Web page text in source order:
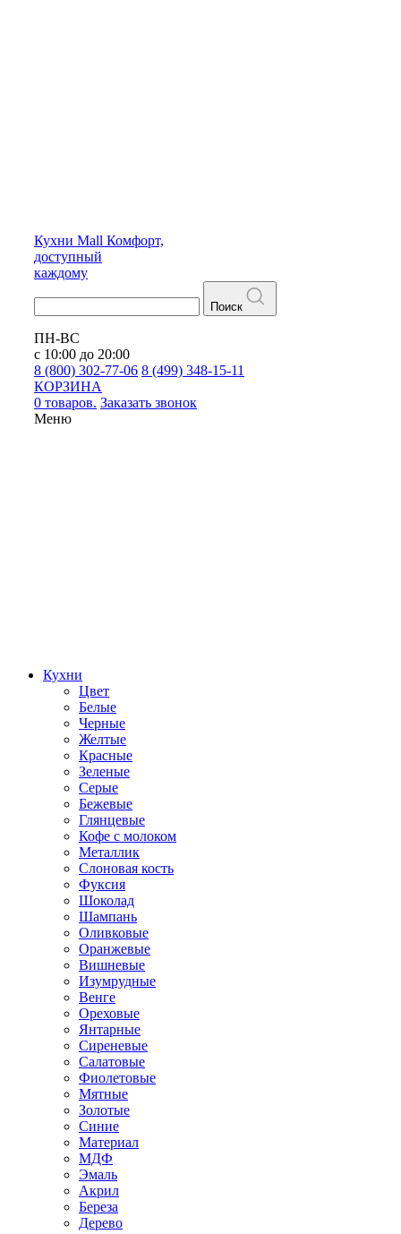
Кухни Mall Комфорт,
доступный
каждому
Поиск
ПН-ВС
с 10:00 до 20:00
8 (800) 302-77-06 8 (499) 348-15-11
КОРЗИНА
0 товаров. Заказать звонок
Меню
Кухни
Цвет
Белые
Черные
Желтые
Красные
Зеленые
Серые
Бежевые
Глянцевые
Кофе с молоком
Металлик
Слоновая кость
Фуксия
Шоколад
Шампань
Оливковые
Оранжевые
Вишневые
Изумрудные
Венге
Ореховые
Янтарные
Сиреневые
Салатовые
Фиолетовые
Мятные
Золотые
Синие
Материал
МДФ
Эмаль
Акрил
Береза
Дерево